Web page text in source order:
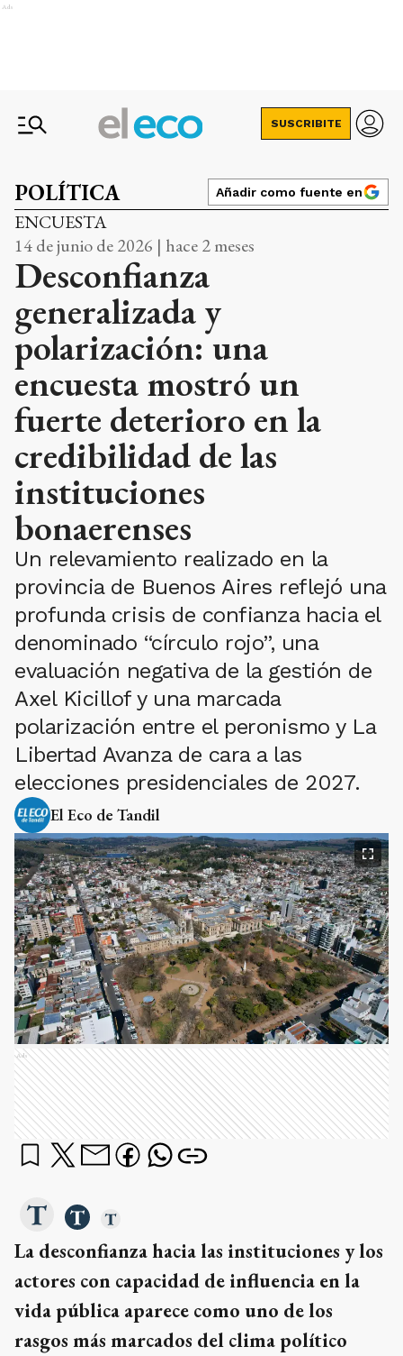
Ads
SUSCRIBITE
POLÍTICA Añadir como fuente en
ENCUESTA
14 de junio de 2026 | hace 2 meses
Desconfianza
generalizada y
polarización: una
encuesta mostró un
fuerte deterioro en la
credibilidad de las
instituciones
bonaerenses
Un relevamiento realizado en la
provincia de Buenos Aires reflejó una
profunda crisis de confianza hacia el
denominado “círculo rojo”, una
evaluación negativa de la gestión de
Axel Kicillof y una marcada
polarización entre el peronismo y La
Libertad Avanza de cara a las
elecciones presidenciales de 2027.
El Eco de Tandil
Ads
La desconfianza hacia las instituciones y los
actores con capacidad de influencia en la
vida pública aparece como uno de los
rasgos más marcados del clima político